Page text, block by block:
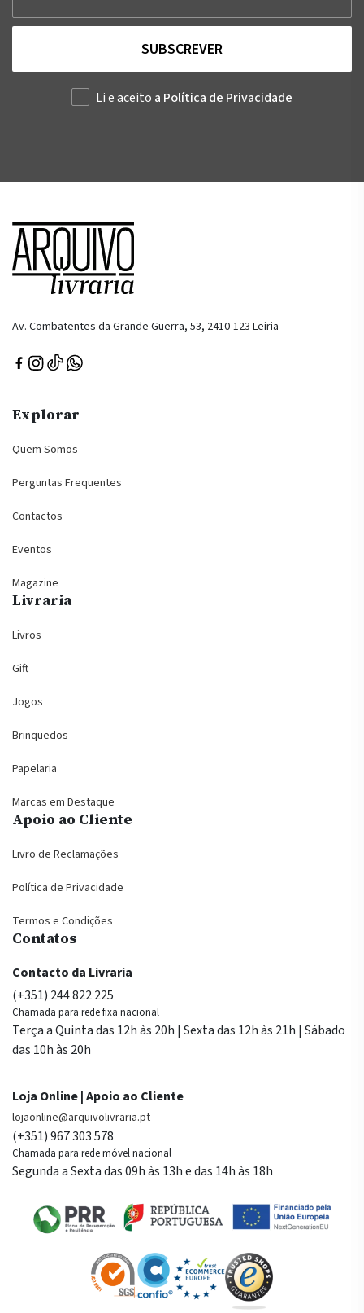
SUBSCREVER
Li e aceito a Política de Privacidade
Av. Combatentes da Grande Guerra, 53, 2410-123 Leiria
Explorar
Quem Somos
Perguntas Frequentes
Contactos
Eventos
Magazine
Livraria
Livros
Gift
Jogos
Brinquedos
Papelaria
Marcas em Destaque
Apoio ao Cliente
Livro de Reclamações
Política de Privacidade
Termos e Condições
Contatos
Contacto da Livraria
(+351) 244 822 225
Chamada para rede fixa nacional
Terça a Quinta das 12h às 20h | Sexta das 12h às 21h | Sábado
das 10h às 20h
Loja Online | Apoio ao Cliente
lojaonline@arquivolivraria.pt
(+351) 967 303 578
Chamada para rede móvel nacional
Segunda a Sexta das 09h às 13h e das 14h às 18h